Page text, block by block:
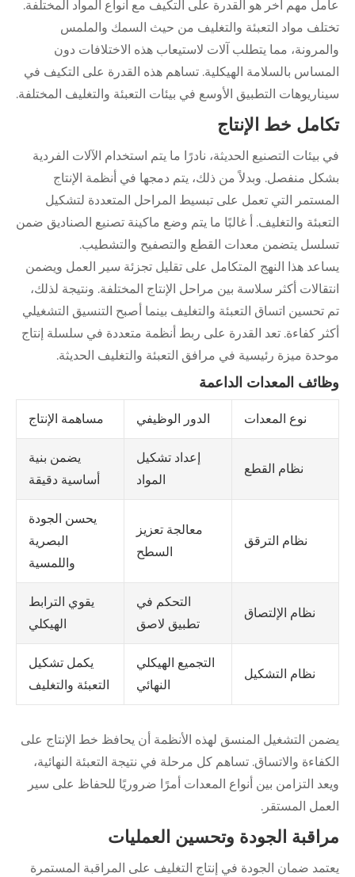
عامل مهم آخر هو القدرة على التكيف مع أنواع المواد المختلفة.
تختلف مواد التعبئة والتغليف من حيث السمك والملمس
والمرونة، مما يتطلب آلات لاستيعاب هذه الاختلافات دون
المساس بالسلامة الهيكلية. تساهم هذه القدرة على التكيف في
سيناريوهات التطبيق الأوسع في بيئات التعبئة والتغليف المختلفة.
تكامل خط الإنتاج
في بيئات التصنيع الحديثة، نادرًا ما يتم استخدام الآلات الفردية
بشكل منفصل. وبدلاً من ذلك، يتم دمجها في أنظمة الإنتاج
المستمر التي تعمل على تبسيط المراحل المتعددة لتشكيل
التعبئة والتغليف. أ
غالبًا ما يتم وضع ماكينة تصنيع الصناديق ضمن
تسلسل يتضمن معدات القطع والتصفيح والتشطيب.
يساعد هذا النهج المتكامل على تقليل تجزئة سير العمل ويضمن
انتقالات أكثر سلاسة بين مراحل الإنتاج المختلفة. ونتيجة لذلك،
تم تحسين اتساق التعبئة والتغليف بينما أصبح التنسيق التشغيلي
أكثر كفاءة. تعد القدرة على ربط أنظمة متعددة في سلسلة إنتاج
موحدة ميزة رئيسية في مرافق التعبئة والتغليف الحديثة.
وظائف المعدات الداعمة
نوع المعدات الدور الوظيفي مساهمة الإنتاج
نظام القطع
إعداد تشكيل
المواد
يضمن بنية
أساسية دقيقة
نظام الترقق
معالجة تعزيز
السطح
يحسن الجودة
البصرية
واللمسية
نظام الإلتصاق
التحكم في
تطبيق لاصق
يقوي الترابط
الهيكلي
نظام التشكيل
التجميع الهيكلي
النهائي
يكمل تشكيل
التعبئة والتغليف
يضمن التشغيل المنسق لهذه الأنظمة أن يحافظ خط الإنتاج على
الكفاءة والاتساق. تساهم كل مرحلة في نتيجة التعبئة النهائية،
ويعد التزامن بين أنواع المعدات أمرًا ضروريًا للحفاظ على سير
العمل المستقر.
مراقبة الجودة وتحسين العمليات
يعتمد ضمان الجودة في إنتاج التغليف على المراقبة المستمرة